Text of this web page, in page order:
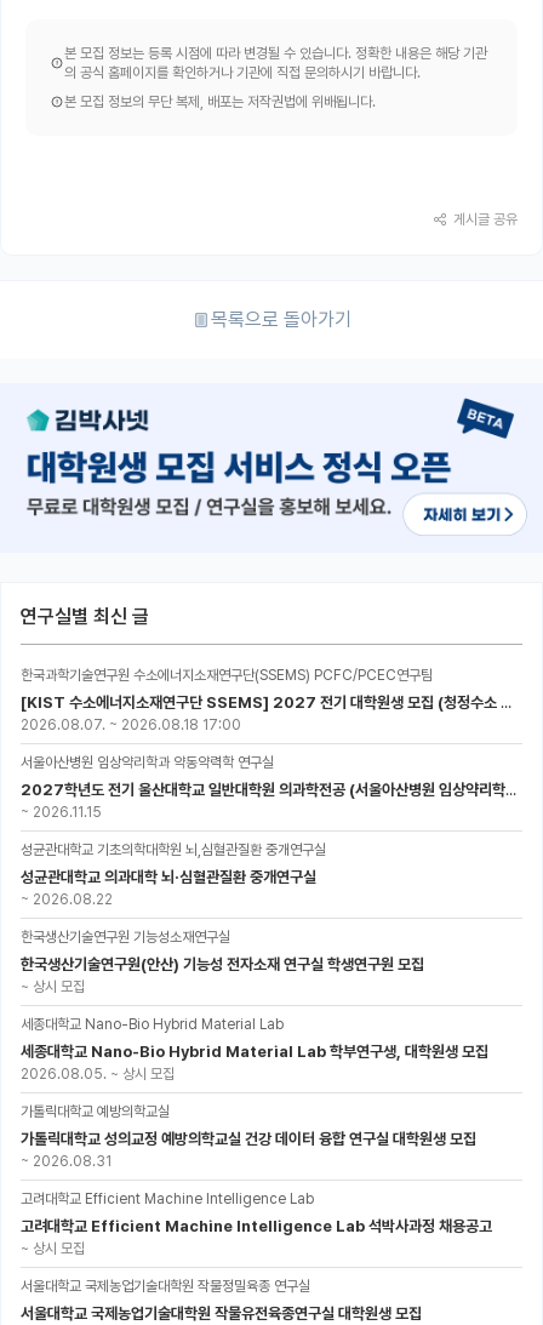
본 모집 정보는 등록 시점에 따라 변경될 수 있습니다. 정확한 내용은 해당 기관
의 공식 홈페이지를 확인하거나 기관에 직접 문의하시기 바랍니다.
본 모집 정보의 무단 복제, 배포는 저작권법에 위배됩니다.
게시글 공유
목록으로 돌아가기
연구실별 최신 글
한국과학기술연구원 수소에너지소재연구단(SSEMS) PCFC/PCEC연구팀
[KIST 수소에너지소재연구단 SSEMS] 2027 전기 대학원생 모집 (청정수소 생산/활용을 위한 프로톤 세라믹 전지)
2026.08.07. ~ 2026.08.18 17:00
서울아산병원 임상약리학과 약동약력학 연구실
2027학년도 전기 울산대학교 일반대학원 의과학전공 (서울아산병원 임상약리학과 약동약력학 연구실) 대학원생 모집공고
~ 2026.11.15
성균관대학교 기초의학대학원 뇌,심혈관질환 중개연구실
성균관대학교 의과대학 뇌·심혈관질환 중개연구실
~ 2026.08.22
한국생산기술연구원 기능성소재연구실
한국생산기술연구원(안산) 기능성 전자소재 연구실 학생연구원 모집
~ 상시 모집
세종대학교 Nano-Bio Hybrid Material Lab
세종대학교 Nano-Bio Hybrid Material Lab 학부연구생, 대학원생 모집
2026.08.05. ~ 상시 모집
가톨릭대학교 예방의학교실
가톨릭대학교 성의교정 예방의학교실 건강 데이터 융합 연구실 대학원생 모집
~ 2026.08.31
고려대학교 Efficient Machine Intelligence Lab
고려대학교 Efficient Machine Intelligence Lab 석박사과정 채용공고
~ 상시 모집
서울대학교 국제농업기술대학원 작물정밀육종 연구실
서울대학교 국제농업기술대학원 작물유전육종연구실 대학원생 모집